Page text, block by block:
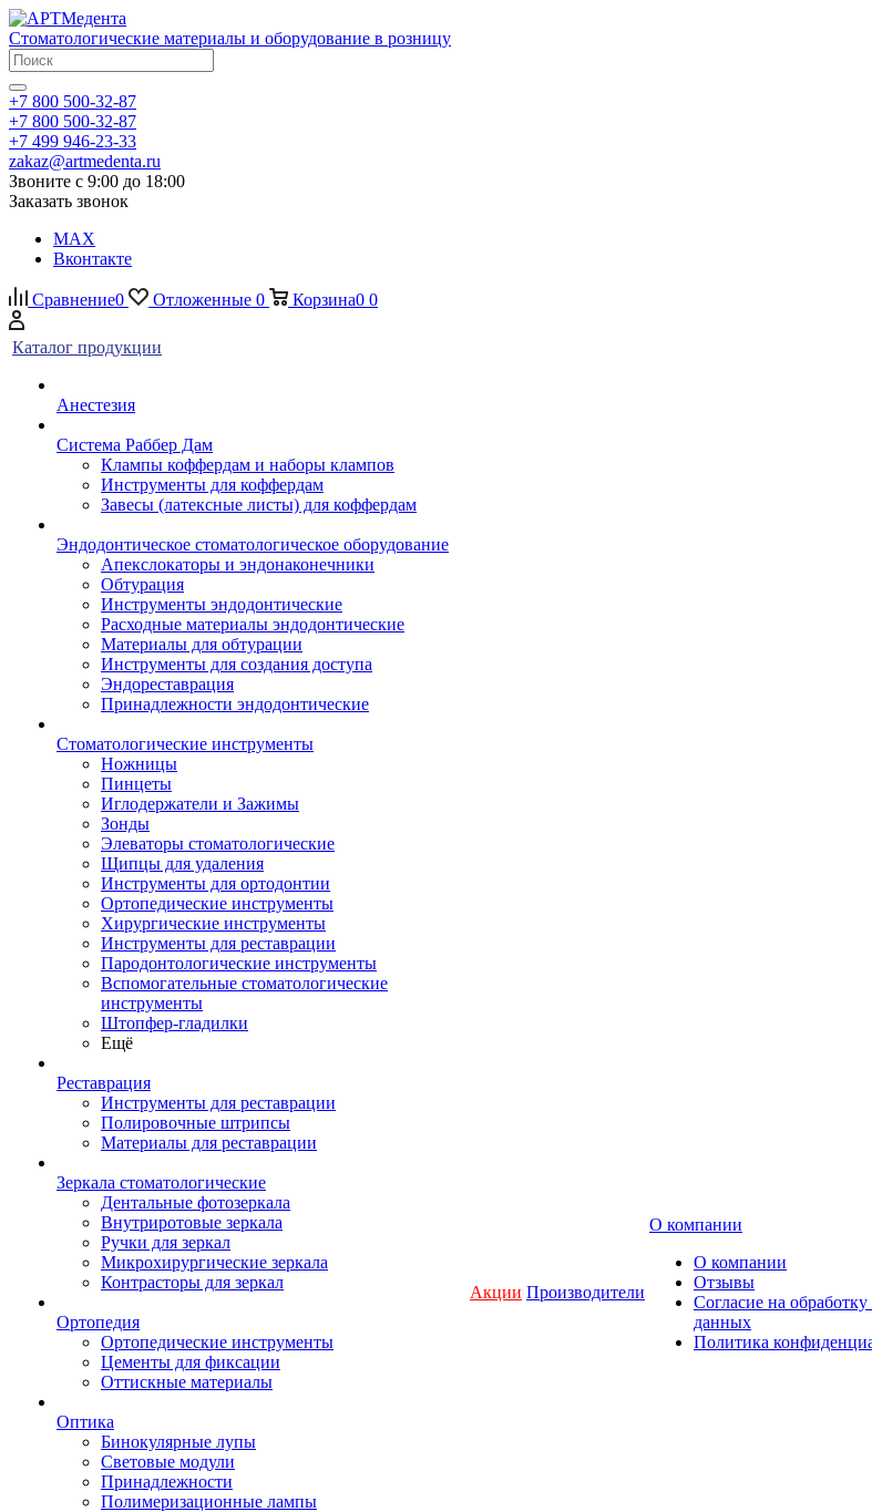
Стоматологические материалы и оборудование в розницу
+7 800 500-32-87
+7 800 500-32-87
+7 499 946-23-33
zakaz@artmedenta.ru
Звоните с 9:00 до 18:00
Заказать звонок
MAX
Вконтакте
Сравнение0 Отложенные 0 Корзина0 0
Каталог продукции
Анестезия
Система Раббер Дам
Клампы коффердам и наборы клампов
Инструменты для коффердам
Завесы (латексные листы) для коффердам
Эндодонтическое стоматологическое оборудование
Апекслокаторы и эндонаконечники
Обтурация
Инструменты эндодонтические
Расходные материалы эндодонтические
Материалы для обтурации
Инструменты для создания доступа
Эндореставрация
Принадлежности эндодонтические
Стоматологические инструменты
Ножницы
Пинцеты
Иглодержатели и Зажимы
Зонды
Элеваторы стоматологические
Щипцы для удаления
Инструменты для ортодонтии
Ортопедические инструменты
Хирургические инструменты
Инструменты для реставрации
Пародонтологические инструменты
Вспомогательные стоматологические
инструменты
Штопфер-гладилки
Ещё
Реставрация
Инструменты для реставрации
Полировочные штрипсы
Материалы для реставрации
Зеркала стоматологические
Дентальные фотозеркала
Внутриротовые зеркала
Ручки для зеркал
Микрохирургические зеркала
Контрасторы для зеркал
Ортопедия
Ортопедические инструменты
Цементы для фиксации
Оттискные материалы
Оптика
Бинокулярные лупы
Световые модули
Принадлежности
Полимеризационные лампы
Акции Производители
О компании
О компании
Отзывы
Согласие на
данных
Политика